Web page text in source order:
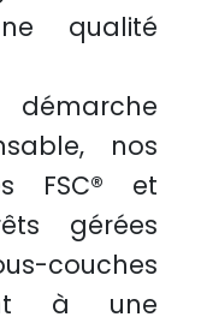
qualité
, nos
FSC® et
gérées
couches
à une